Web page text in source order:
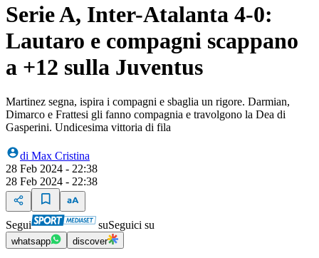
Serie A, Inter-Atalanta 4-0:
Lautaro e compagni scappano
a +12 sulla Juventus
Martinez segna, ispira i compagni e sbaglia un rigore. Darmian,
Dimarco e Frattesi gli fanno compagnia e travolgono la Dea di
Gasperini. Undicesima vittoria di fila
di Max Cristina
28 Feb 2024 - 22:38
28 Feb 2024 - 22:38
Segui suSeguici su
whatsapp discover